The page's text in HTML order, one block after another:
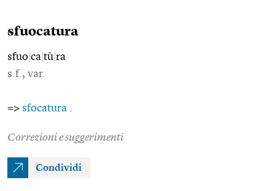
sfuocatura
sfuo ca tù ra
s.f., var.
=> sfocatura
Correzioni e suggerimenti
Condividi